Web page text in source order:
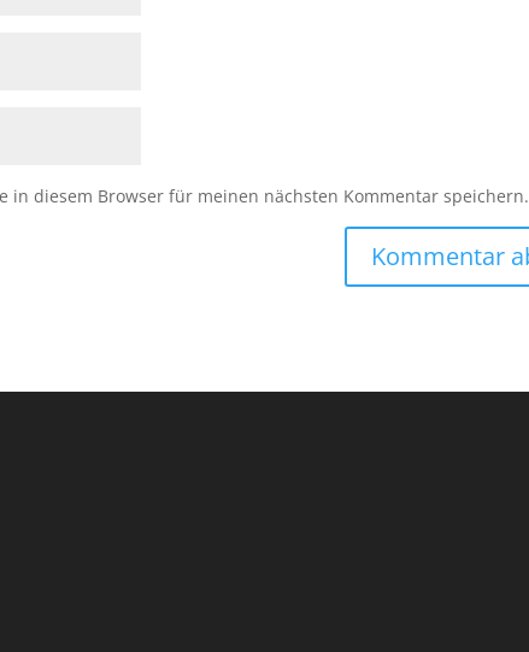
in diesem Browser für meinen nächsten Kommentar speichern.